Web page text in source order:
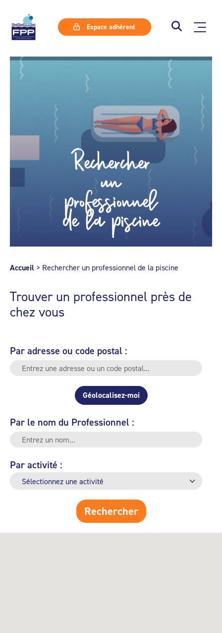
Espace adhérent
Rechercher
un
professionnel
de la piscine
Accueil > Rechercher un professionnel de la piscine
Trouver un professionnel près de
chez vous
Par adresse ou code postal :
Géolocalisez-moi
Par le nom du Professionnel :
Par activité :